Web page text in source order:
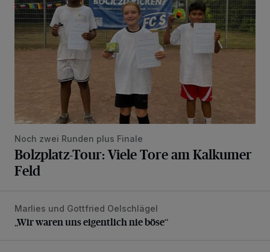
Noch zwei Runden plus Finale
Bolzplatz-Tour: Viele Tore am Kalkumer
Feld
„Wir waren uns eigentlich nie böse“
Marlies und Gottfried Oelschlägel
„Wir waren uns eigentlich nie böse“